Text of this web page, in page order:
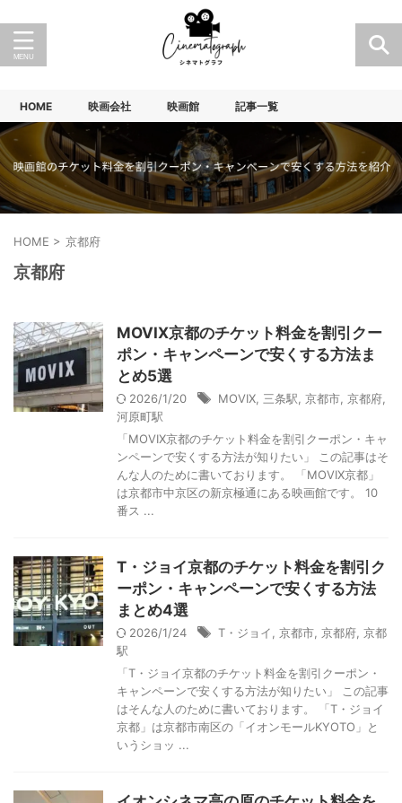
HOME 映画会社 映画館 記事一覧
HOME > 京都府
京都府
MOVIX京都のチケット料金を割引クー
ポン・キャンペーンで安くする方法ま
とめ5選
2026/1/20 MOVIX 三条駅 京都市 京都府
河原町駅
「MOVIX京都のチケット料金を割引クーポン・キャ
ンペーンで安くする方法が知りたい」 この記事はそ
んな人のために書いております。 「MOVIX京都」
は京都市中京区の新京極通にある映画館です。 10
番ス ...
T・ジョイ京都のチケット料金を割引ク
ーポン・キャンペーンで安くする方法
まとめ4選
2026/1/24 T・ジョイ 京都市 京都府 京都
駅
「T・ジョイ京都のチケット料金を割引クーポン・
キャンペーンで安くする方法が知りたい」 この記事
はそんな人のために書いております。 「T・ジョイ
京都」は京都市南区の「イオンモールKYOTO」と
いうショッ ...